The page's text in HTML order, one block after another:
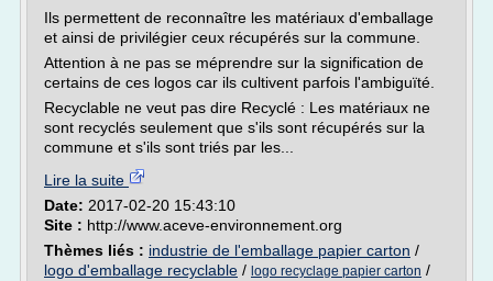
Ils permettent de reconnaître les matériaux d'emballage
et ainsi de privilégier ceux récupérés sur la commune.
Attention à ne pas se méprendre sur la signification de
certains de ces logos car ils cultivent parfois l'ambiguïté.
Recyclable ne veut pas dire Recyclé : Les matériaux ne
sont recyclés seulement que s'ils sont récupérés sur la
commune et s'ils sont triés par les...
Lire la suite
Date: 2017-02-20 15:43:10
Site : http://www.aceve-environnement.org
Thèmes liés : industrie de l'emballage papier carton /
logo d'emballage recyclable / logo recyclage papier carton /